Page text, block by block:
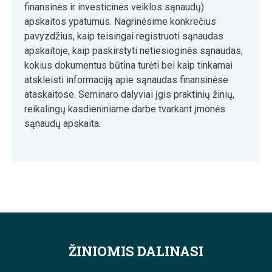
finansinės ir investicinės veiklos sąnaudų)
apskaitos ypatumus. Nagrinėsime konkrečius
pavyzdžius, kaip teisingai registruoti sąnaudas
apskaitoje, kaip paskirstyti netiesioginės sąnaudas,
kokius dokumentus būtina turėti bei kaip tinkamai
atskleisti informaciją apie sąnaudas finansinėse
ataskaitose. Seminaro dalyviai įgis praktinių žinių,
reikalingų kasdieniniame darbe tvarkant įmonės
sąnaudų apskaita.
ŽINIOMIS DALINASI